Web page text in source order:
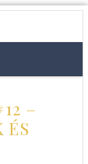
–
ÉS